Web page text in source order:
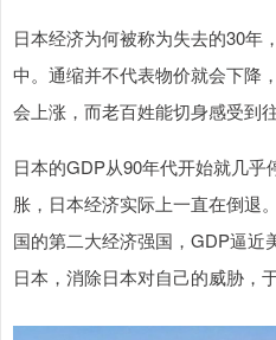
日本经济为何被称为失去的30年
中。通缩并不代表物价就会下降
会上涨，而老百姓能切身感受到
日本的GDP从90年代开始就几
胀，日本经济实际上一直在倒退
国的第二大经济强国，GDP逼近
日本，消除日本对自己的威胁，